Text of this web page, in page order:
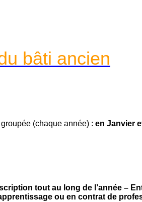
bâti ancien
(chaque année) : en Janvier
tout au long de l’année –
ou en contrat de